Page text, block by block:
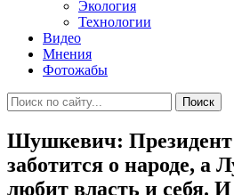
Экология
Технологии
Видео
Мнения
Фотожабы
Поиск
Шушкевич:
заботится о народе, а
любит власть и себя.